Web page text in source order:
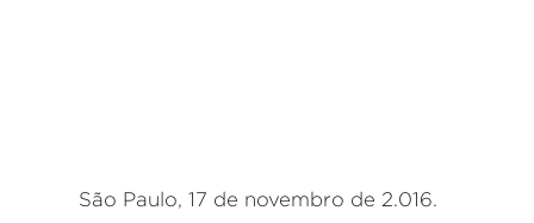
São Paulo, 17 de novembro de 2.016.